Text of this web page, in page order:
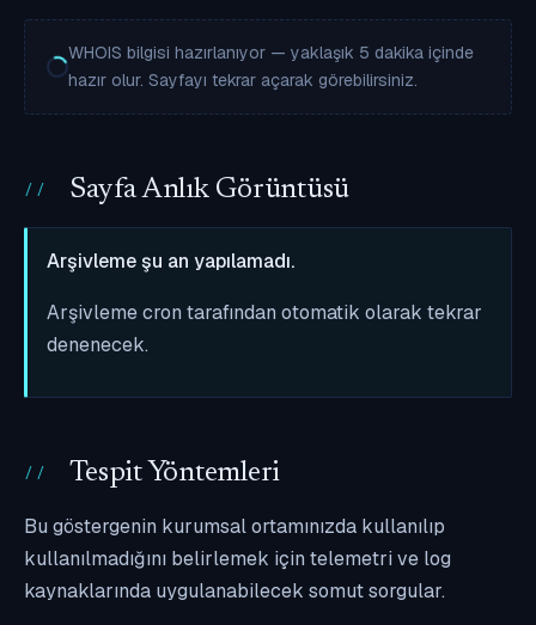
WHOIS bilgisi hazırlanıyor — yaklaşık 5 dakika içinde
hazır olur. Sayfayı tekrar açarak görebilirsiniz.
Sayfa Anlık Görüntüsü
Arşivleme şu an yapılamadı.
Arşivleme cron tarafından otomatik olarak tekrar
denenecek.
Tespit Yöntemleri
Bu göstergenin kurumsal ortamınızda kullanılıp
kullanılmadığını belirlemek için telemetri ve log
kaynaklarında uygulanabilecek somut sorgular.